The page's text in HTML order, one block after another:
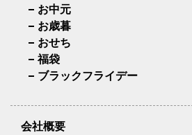
お中元
お歳暮
おせち
福袋
ブラックフライデー
会社概要